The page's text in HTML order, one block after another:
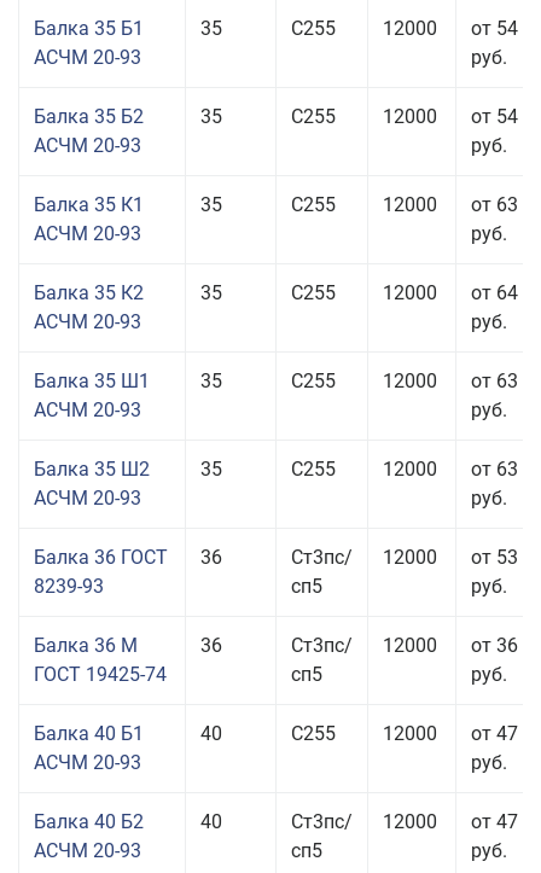
Балка 35 Б1
АСЧМ 20-93
35 С255 12000
от 54
руб.
Балка 35 Б2
АСЧМ 20-93
35 С255 12000
от 54
руб.
Балка 35 К1
АСЧМ 20-93
35 С255 12000
от 63
руб.
Балка 35 К2
АСЧМ 20-93
35 С255 12000
от 64
руб.
Балка 35 Ш1
АСЧМ 20-93
35 С255 12000
от 63
руб.
Балка 35 Ш2
АСЧМ 20-93
35 С255 12000
от 63
руб.
Балка 36 ГОСТ
8239-93
36
Ст3пс/
сп5
12000
от 53
руб.
Балка 36 М
ГОСТ 19425-74
36
Ст3пс/
сп5
12000
от 36
руб.
Балка 40 Б1
АСЧМ 20-93
40 С255 12000
от 47
руб.
Балка 40 Б2
АСЧМ 20-93
40
Ст3пс/
сп5
12000
от 47
руб.